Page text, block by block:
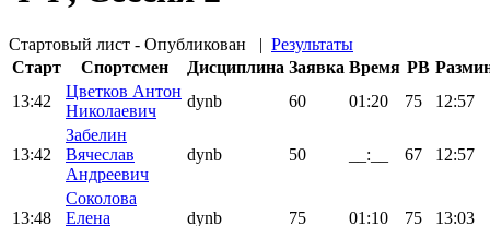
Стартовый лист - Опубликован | Результаты
Старт
Спортсмен Дисциплина Заявка Время PB
13:42
Цветков Антон
Николаевич
dynb 60 01:20 75 12:57
13:42
Забелин
Вячеслав
Андреевич
dynb 50 __:__ 67 12:57
13:48
Соколова
Елена
dynb 75 01:10 75 13:03